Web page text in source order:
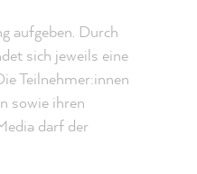
aufgeben. Durch
sich jeweils eine
Teilnehmer:innen
sowie ihren
darf der